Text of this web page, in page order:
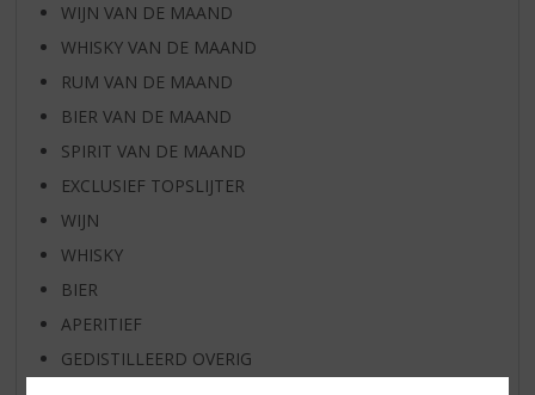
WIJN VAN DE MAAND
WHISKY VAN DE MAAND
RUM VAN DE MAAND
BIER VAN DE MAAND
SPIRIT VAN DE MAAND
EXCLUSIEF TOPSLIJTER
WIJN
WHISKY
BIER
APERITIEF
GEDISTILLEERD OVERIG